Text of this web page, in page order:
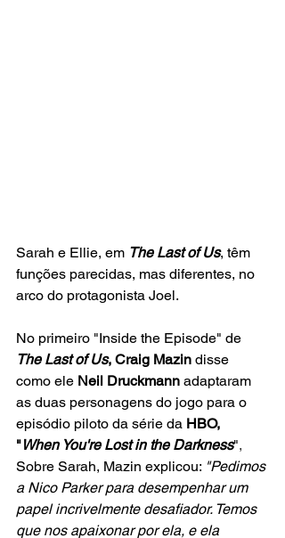
Sarah e Ellie, em The Last of Us, têm
funções parecidas, mas diferentes, no
arco do protagonista Joel.
No primeiro "Inside the Episode" de
The Last of Us, Craig Mazin disse
como ele Neil Druckmann adaptaram
as duas personagens do jogo para o
episódio piloto da série da HBO,
"When You're Lost in the Darkness",
Sobre Sarah, Mazin explicou: "Pedimos
a Nico Parker para desempenhar um
papel incrivelmente desafiador. Temos
que nos apaixonar por ela, e ela